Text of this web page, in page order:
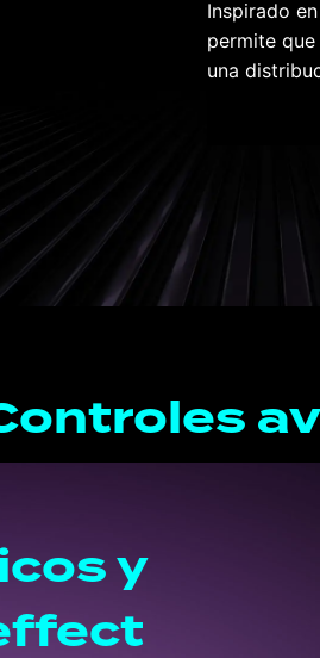
un agarre
vas de camino al
Inspirado
permite
una
y